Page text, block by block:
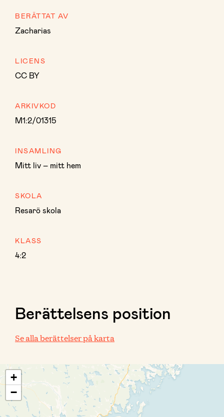
BERÄTTAT AV
Zacharias
LICENS
CC BY
ARKIVKOD
M1:2/01315
INSAMLING
Mitt liv – mitt hem
SKOLA
Resarö skola
KLASS
4:2
Berättelsens position
Se alla berättelser på karta
+
−